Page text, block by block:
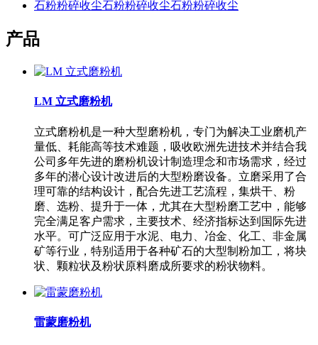
石粉粉碎收尘石粉粉碎收尘石粉粉碎收尘
产品
LM 立式磨粉机
立式磨粉机是一种大型磨粉机，专门为解决工业磨机产
量低、耗能高等技术难题，吸收欧洲先进技术并结合我
公司多年先进的磨粉机设计制造理念和市场需求，经过
多年的潜心设计改进后的大型粉磨设备。立磨采用了合
理可靠的结构设计，配合先进工艺流程，集烘干、粉
磨、选粉、提升于一体，尤其在大型粉磨工艺中，能够
完全满足客户需求，主要技术、经济指标达到国际先进
水平。可广泛应用于水泥、电力、冶金、化工、非金属
矿等行业，特别适用于各种矿石的大型制粉加工，将块
状、颗粒状及粉状原料磨成所要求的粉状物料。
雷蒙磨粉机